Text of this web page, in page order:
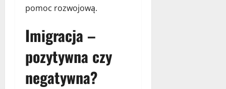
pomoc rozwojową.
Imigracja –
pozytywna czy
negatywna?